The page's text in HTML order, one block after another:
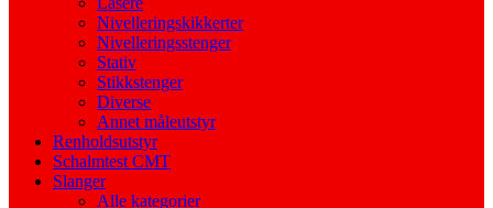
Nivelleringskikkerter
Nivelleringsstenger
Stativ
Stikkstenger
Diverse
Annet måleutstyr
Renholdsutstyr
Schalmtest CMT
Slanger
Alle kategorier